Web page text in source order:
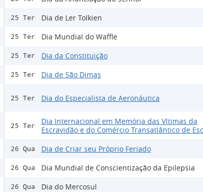
25 Ter Dia de Ler Tolkien
25 Ter Dia Mundial do Waffle
25 Ter Dia da Constituição
25 Ter Dia de São Dimas
25 Ter Dia do Especialista de Aeronáutica
25 Ter
Dia Internacional em Memória das Vítimas da
Escravidão e do Comércio Transatlântico de
26 Qua Dia de Criar seu Próprio Feriado
26 Qua Dia Mundial de Conscientização da Epilepsia
26 Qua Dia do Mercosul